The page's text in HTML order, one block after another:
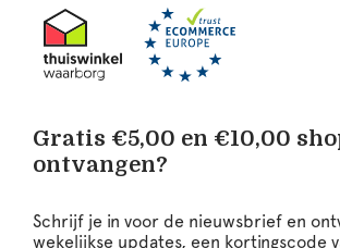
Gratis €5,00 en €10,00
ontvangen?
Schrijf je in voor de nieuwsbrief en
wekelijkse updates, een kortingscode